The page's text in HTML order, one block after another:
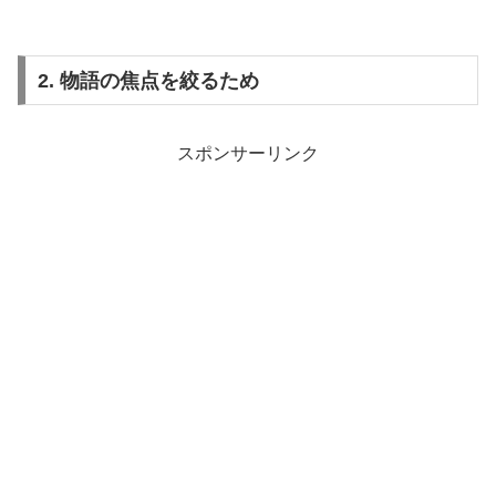
2. 物語の焦点を絞るため
スポンサーリンク